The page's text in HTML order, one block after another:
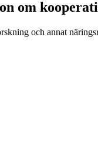
om
och annat